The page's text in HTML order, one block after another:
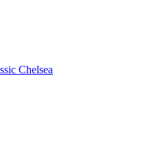
Chelsea